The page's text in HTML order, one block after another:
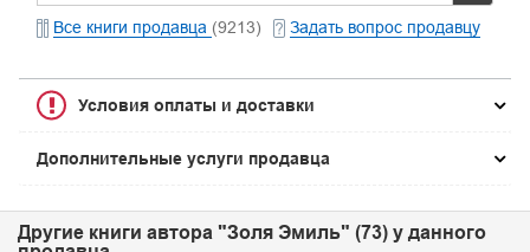
Все книги продавца (9213) Задать вопрос продавцу
Условия оплаты и доставки
Дополнительные услуги продавца
Другие книги автора "Золя Эмиль" (73) у данного